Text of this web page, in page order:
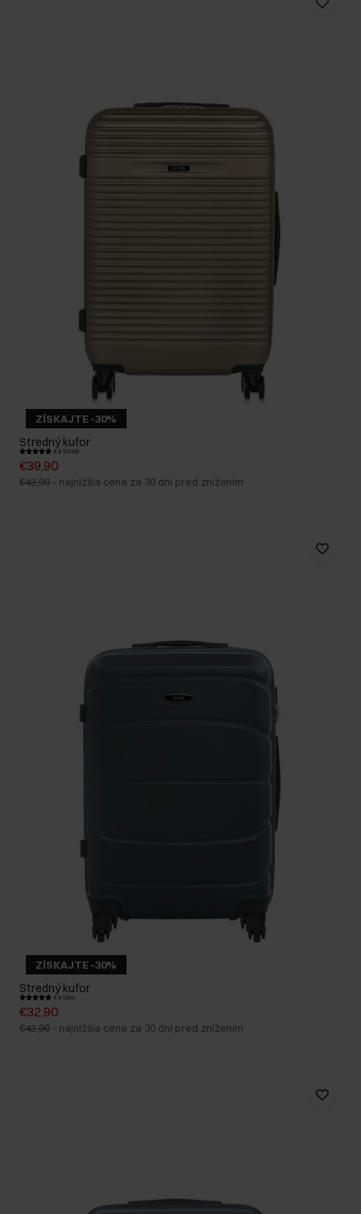
ZÍSKAJTE -30%
Stredný kufor
4.9 (5339)
€39,90
€42,90 - najnižšia cena za 30 dní pred znížením
ZÍSKAJTE -30%
Stredný kufor
4.9 (301)
€32,90
€42,90 - najnižšia cena za 30 dní pred znížením